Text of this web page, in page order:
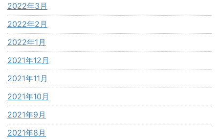
2022年3月
2022年2月
2022年1月
2021年12月
2021年11月
2021年10月
2021年9月
2021年8月